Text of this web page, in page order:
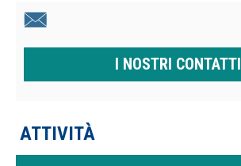
I NOSTRI CONTATTI
ATTIVITÀ